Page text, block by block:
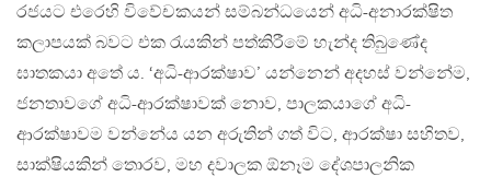
රජයට එරෙහි විවේචකයන් සම්බන්ධයෙන් අධි-අනාරක්ෂිත
කලාපයක් බවට එක රැයකින් පත්කිරීමේ හැන්ද තිබුණේද
ඝාතකයා අතේ ය. ‘අධි-ආරක්ෂාව’ යන්නෙන් අදහස් වන්නේම,
ජනතාවගේ අධි-ආරක්ෂාවක් නොව, පාලකයාගේ අධි-
ආරක්ෂාවම වන්නේය යන අරුතින් ගත් විට, ආරක්ෂා සහිතව,
සාක්ෂියකින් තොරව, මහ දවාලක ඕනෑම දේශපාලනික